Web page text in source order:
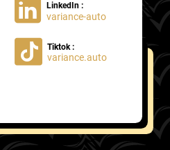
LinkedIn :
variance-auto
Tiktok :
variance.auto